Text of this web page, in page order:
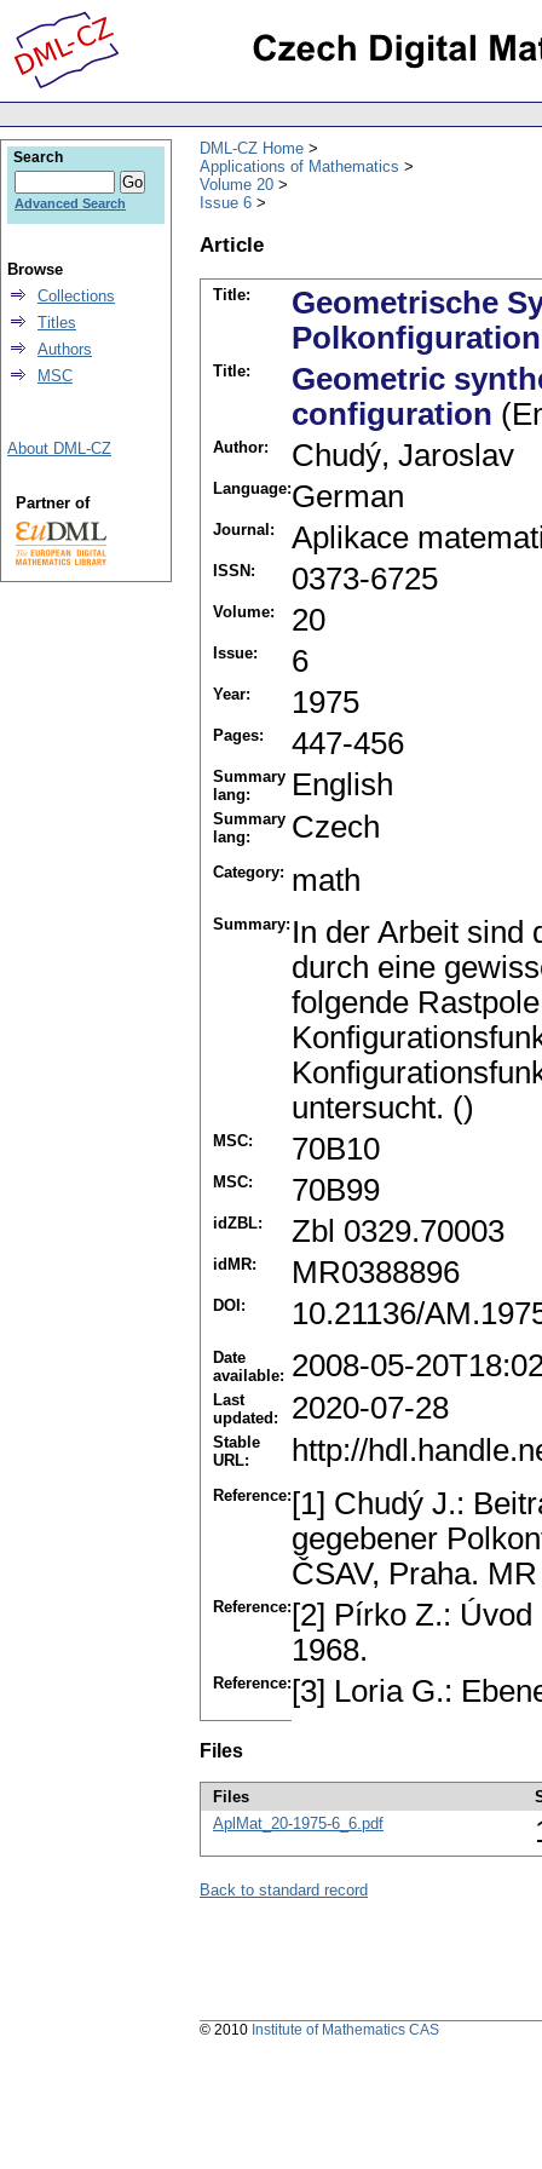
DML-CZ Home
Applications of Mathematics
Volume 20
Issue 6
Article
Title:
Geometrische
Polkonfiguration
Title:
Geometric
configuration
Author: Chudý, Jaroslav
Language:German
Journal: Aplikace
ISSN: 0373-6725
Volume: 20
Issue: 6
Year: 1975
Pages: 447-456
Summary
lang:
English
Summary
lang:
Czech
Category: math
Summary: In der Arbeit sind
durch eine
folgende
untersucht. ()
MSC: 70B10
MSC: 70B99
idZBL: Zbl 0329.70003
idMR: MR0388896
DOI: 10.21136/
Date
available: 2008-05-
Last
updated:
2020-07-28
Stable
URL:
http://
Reference: [1] Chudý J.:
gegebener
ČSAV, Praha.
Reference: [2] Pírko Z.:
1968.
Reference: [3] Loria G.:
Files
Files
AplMat_20-1975-6_6.pdf
Back to standard record
Search
Advanced Search
Browse
Collections
Titles
Authors
MSC
About DML-CZ
Partner of
© 2010 Institute of Mathematics CAS